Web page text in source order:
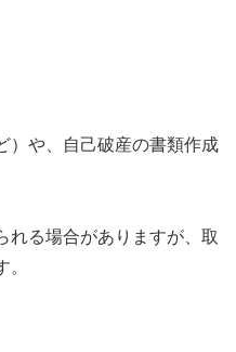
）や、自己破産の書類作成
れる場合がありますが、取